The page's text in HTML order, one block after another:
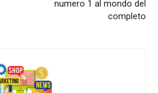
numero 1 al mondo del
completo